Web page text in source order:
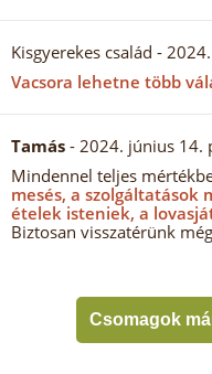
Kisgyerekes család -
Vacsora lehetne több
Tamás - 2024. június 14.
Mindennel teljes
mesés, a szolgáltatások
ételek isteniek, a
Biztosan visszatérünk
Csomagok